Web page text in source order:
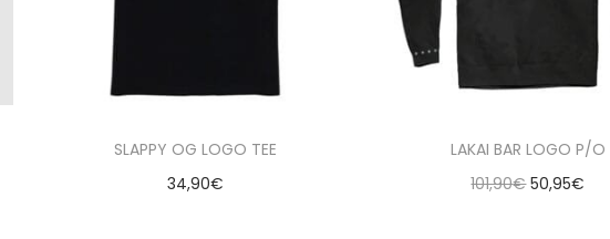
SLAPPY OG LOGO TEE
34,90€
LAKAI BAR LOGO P/O
101,90€ 50,95€